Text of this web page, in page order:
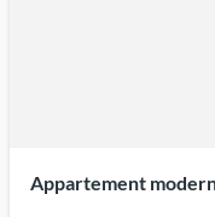
Appartement